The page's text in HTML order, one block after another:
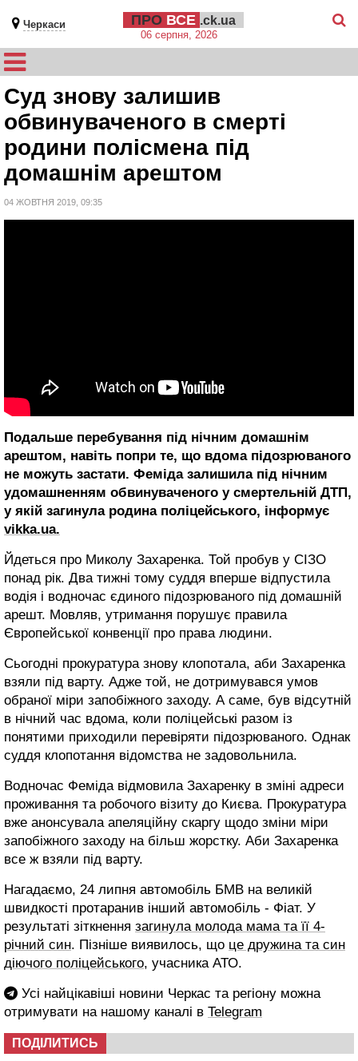
Черкаси ПРО ВСЕ .ck.ua
06 серпня, 2026
Суд знову залишив
обвинуваченого в смерті
родини полісмена під
домашнім арештом
04 ЖОВТНЯ 2019, 09:35
Подальше перебування під нічним домашнім
арештом, навіть попри те, що вдома підозрюваного
не можуть застати. Феміда залишила під нічним
удомашненням обвинуваченого у смертельній ДТП,
у якій загинула родина поліцейського, інформує
vikka.ua.
Йдеться про Миколу Захаренка. Той пробув у СІЗО
понад рік. Два тижні тому суддя вперше відпустила
водія і водночас єдиного підозрюваного під домашній
арешт. Мовляв, утримання порушує правила
Європейської конвенції про права людини.
Сьогодні прокуратура знову клопотала, аби Захаренка
взяли під варту. Адже той, не дотримувався умов
обраної міри запобіжного заходу. А саме, був відсутній
в нічний час вдома, коли поліцейські разом із
понятими приходили перевіряти підозрюваного. Однак
суддя клопотання відомства не задовольнила.
Водночас Феміда відмовила Захаренку в зміні адреси
проживання та робочого візиту до Києва. Прокуратура
вже анонсувала апеляційну скаргу щодо зміни міри
запобіжного заходу на більш жорстку. Аби Захаренка
все ж взяли під варту.
Нагадаємо, 24 липня автомобіль БМВ на великій
швидкості протаранив інший автомобіль - Фіат. У
результаті зіткнення загинула молода мама та її 4-
річний син. Пізніше виявилось, що це дружина та син
діючого поліцейського, учасника АТО.
Усі найцікавіші новини Черкас та регіону можна
отримувати на нашому каналі в Telegram
ПОДІЛИТИСЬ